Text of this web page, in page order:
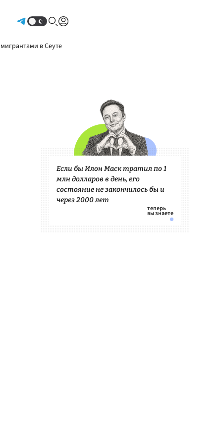
в Сеуте
Если бы Илон Маск тратил по 1
млн долларов в день, его
состояние не закончилось бы и
через 2000 лет